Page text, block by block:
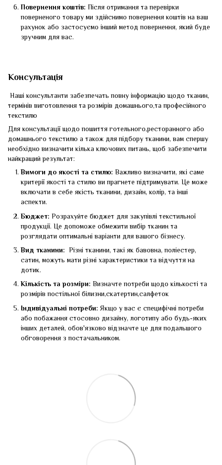
Повернення коштів: Після отримання та перевірки
поверненого товару ми здійснимо повернення коштів на ваш
рахунок або застосуємо інший метод повернення, який буде
зручним для вас.
Консультація
Наші консультанти забезпечать повну інформацію щодо тканин,
термінів виготовлення та розмірів домашнього,та професійного
текстилю
Для консультації щодо пошиття готельного,ресторанного або
домашнього текстилю а також для підбору тканини, вам спершу
необхідно визначити кілька ключових питань, щоб забезпечити
найкращий результат:
Вимоги до якості та стилю: Важливо визначити, які саме
критерії якості та стилю ви прагнете підтримувати. Це може
включати в себе якість тканини, дизайн, колір, та інші
аспекти.
Бюджет: Розрахуйте бюджет для закупівлі текстильної
продукції. Це допоможе обмежити вибір тканин та
розглядати оптимальні варіанти для вашого бізнесу.
Вид тканини: Різні тканини, такі як бавовна, поліестер,
сатин, можуть мати різні характеристики та відчуття на
дотик.
Кількість та розміри: Визначте потреби щодо кількості та
розмірів постільної білизни,скатертин,салфеток
Індивідуальні потреби: Якщо у вас є специфічні потреби
або побажання стосовно дизайну, логотипу або будь-яких
інших деталей, обов'язково відзначте це для подальшого
обговорення з постачальником.